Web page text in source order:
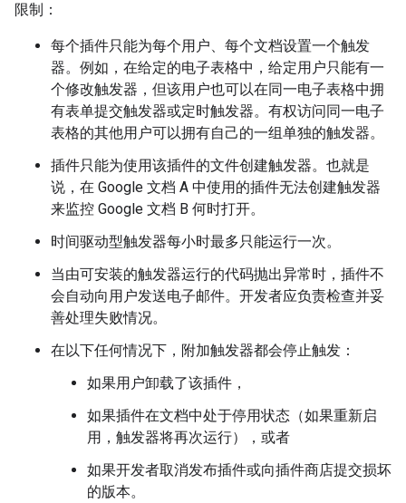
限制：
每个插件只能为每个用户、每个文档设置一个触发
器。例如，在给定的电子表格中，给定用户只能有一
个修改触发器，但该用户也可以在同一电子表格中拥
有表单提交触发器或定时触发器。有权访问同一电子
表格的其他用户可以拥有自己的一组单独的触发器。
插件只能为使用该插件的文件创建触发器。也就是
说，在 Google 文档 A 中使用的插件无法创建触发器
来监控 Google 文档 B 何时打开。
时间驱动型触发器每小时最多只能运行一次。
当由可安装的触发器运行的代码抛出异常时，插件不
会自动向用户发送电子邮件。开发者应负责检查并妥
善处理失败情况。
在以下任何情况下，附加触发器都会停止触发：
如果用户卸载了该插件，
如果插件在文档中处于停用状态（如果重新启
用，触发器将再次运行），或者
如果开发者取消发布插件或向插件商店提交损坏
的版本。